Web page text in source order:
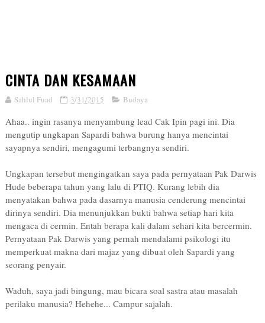
CINTA DAN KESAMAAN
Sahlul Fuad 3/31/2015 Budaya
Ahaa.. ingin rasanya menyambung lead Cak Ipin pagi ini. Dia
mengutip ungkapan Sapardi bahwa burung hanya mencintai
sayapnya sendiri, mengagumi terbangnya sendiri.
Ungkapan tersebut mengingatkan saya pada pernyataan Pak Darwis
Hude beberapa tahun yang lalu di PTIQ. Kurang lebih dia
menyatakan bahwa pada dasarnya manusia cenderung mencintai
dirinya sendiri. Dia menunjukkan bukti bahwa setiap hari kita
mengaca di cermin. Entah berapa kali dalam sehari kita bercermin.
Pernyataan Pak Darwis yang pernah mendalami psikologi itu
memperkuat makna dari majaz yang dibuat oleh Sapardi yang
seorang penyair.
Waduh, saya jadi bingung, mau bicara soal sastra atau masalah
perilaku manusia? Hehehe... Campur sajalah.